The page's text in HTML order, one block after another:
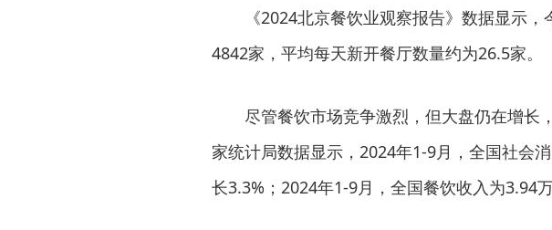
《2024北京餐饮业观察报告》数据显示
4842家，平均每天新开餐厅数量约为26.5家。
尽管餐饮市场竞争激烈，但大盘仍在增长
家统计局数据显示，2024年1-9月，全国社会
长3.3%；2024年1-9月，全国餐饮收入为3.94